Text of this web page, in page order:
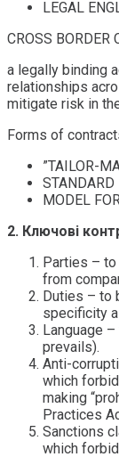
LEGAL
CROSS BORDER
a legally binding
relationships
mitigate risk in
Forms of
”TAILOR-
STANDARD
MODEL
2. Ключові
Parties – to
from
Duties – to
specificity
Language
prevails).
Anti-
which
making
Practices
Sanctions
which